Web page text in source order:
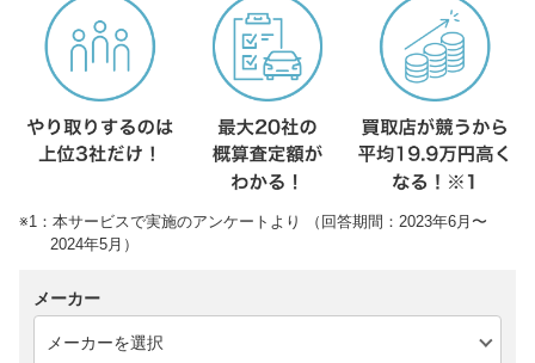
※1：本サービスで実施のアンケートより （回答期間：2023年6月〜
2024年5月）
メーカー